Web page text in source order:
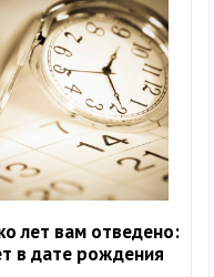
лет вам отведено:
в дате рождения